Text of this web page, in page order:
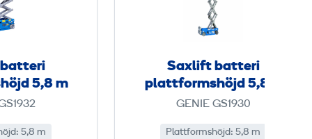
t
b
5,8 m
5,8 m
i
f
t
b
t
Saxlift batteri
plattformshöjd 5,8m
GENIE GS1930
Plattformshöjd: 5,8 m